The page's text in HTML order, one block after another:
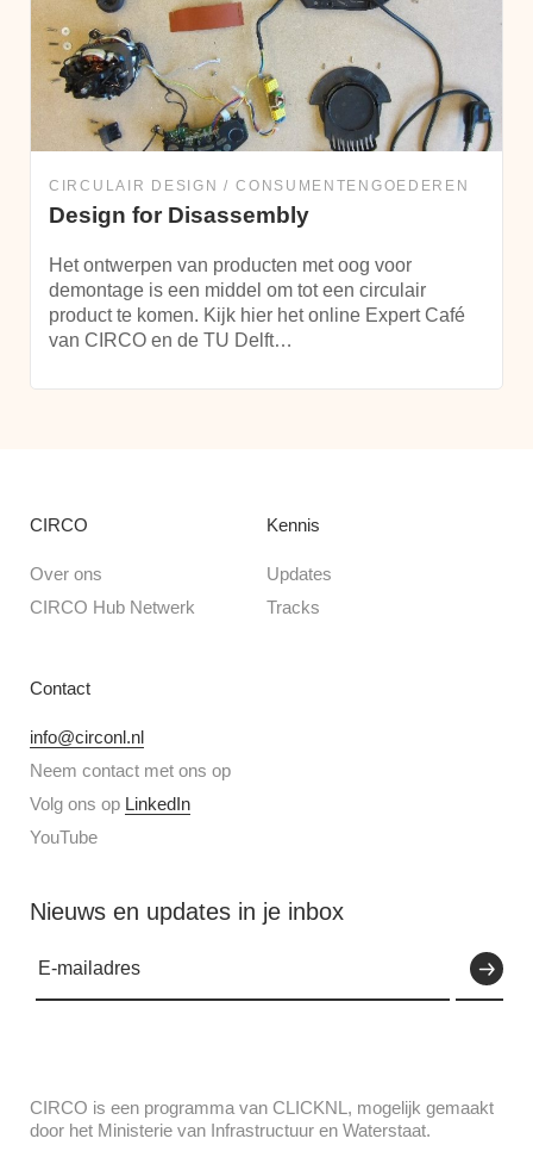
CIRCULAIR DESIGN CONSUMENTENGOEDEREN
Design for Disassembly
Het ontwerpen van producten met oog voor
demontage is een middel om tot een circulair
product te komen. Kijk hier het online Expert Café
van CIRCO en de TU Delft…
CIRCO
Over ons
CIRCO Hub Netwerk
Kennis
Updates
Tracks
Contact
info@circonl.nl
Neem contact met ons op
Volg ons op LinkedIn
YouTube
Nieuws en updates in je inbox
CIRCO is een programma van CLICKNL, mogelijk gemaakt
door het Ministerie van Infrastructuur en Waterstaat.